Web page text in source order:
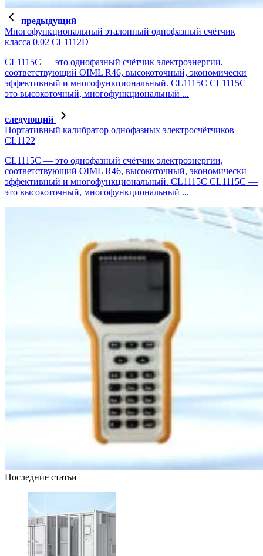
предыдущий
Многофункциональный эталонный однофазный счётчик
класса 0.02 CL1112D
CL1115C — это однофазный счётчик электроэнергии,
соответствующий OIML R46, высокоточный, экономически
эффективный и многофункциональный. CL1115C CL1115C —
это высокоточный, многофункциональный ...
следующий
Портативный калибратор однофазных электросчётчиков
CL1122
CL1115C — это однофазный счётчик электроэнергии,
соответствующий OIML R46, высокоточный, экономически
эффективный и многофункциональный. CL1115C CL1115C —
это высокоточный, многофункциональный ...
Последние статьи